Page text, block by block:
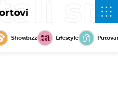
Showbizz Lifestyle